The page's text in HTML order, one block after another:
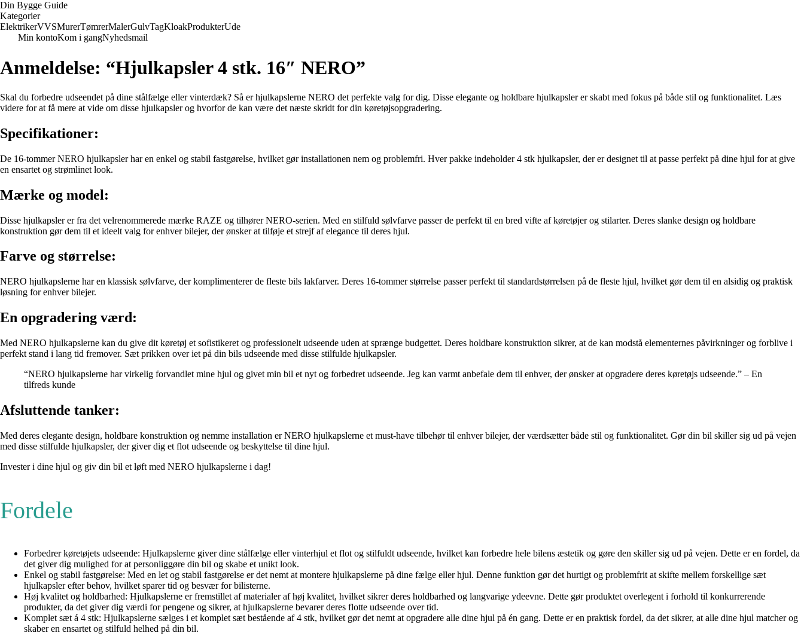
Din Bygge Guide
Kategorier
ElektrikerVVSMurerTømrerMalerGulvTagKloakProdukterUde
Min kontoKom i gangNyhedsmail
Anmeldelse: “Hjulkapsler 4 stk. 16″ NERO”
Skal du forbedre udseendet på dine stålfælge eller vinterdæk? Så er hjulkapslerne NERO det perfekte valg for dig. Disse elegante og holdbare hjulkapsler er skabt med fokus på både stil og funktionalitet. Læs
videre for at få mere at vide om disse hjulkapsler og hvorfor de kan være det næste skridt for din køretøjsopgradering.
Specifikationer:
De 16-tommer NERO hjulkapsler har en enkel og stabil fastgørelse, hvilket gør installationen nem og problemfri. Hver pakke indeholder 4 stk hjulkapsler, der er designet til at passe perfekt på dine hjul for at give
en ensartet og strømlinet look.
Mærke og model:
Disse hjulkapsler er fra det velrenommerede mærke RAZE og tilhører NERO-serien. Med en stilfuld sølvfarve passer de perfekt til en bred vifte af køretøjer og stilarter. Deres slanke design og holdbare
konstruktion gør dem til et ideelt valg for enhver bilejer, der ønsker at tilføje et strejf af elegance til deres hjul.
Farve og størrelse:
NERO hjulkapslerne har en klassisk sølvfarve, der komplimenterer de fleste bils lakfarver. Deres 16-tommer størrelse passer perfekt til standardstørrelsen på de fleste hjul, hvilket gør dem til en alsidig og praktisk
løsning for enhver bilejer.
En opgradering værd:
Med NERO hjulkapslerne kan du give dit køretøj et sofistikeret og professionelt udseende uden at sprænge budgettet. Deres holdbare konstruktion sikrer, at de kan modstå elementernes påvirkninger og forblive i
perfekt stand i lang tid fremover. Sæt prikken over iet på din bils udseende med disse stilfulde hjulkapsler.
“NERO hjulkapslerne har virkelig forvandlet mine hjul og givet min bil et nyt og forbedret udseende. Jeg kan varmt anbefale dem til enhver, der ønsker at opgradere deres køretøjs udseende.” – En
tilfreds kunde
Afsluttende tanker:
Med deres elegante design, holdbare konstruktion og nemme installation er NERO hjulkapslerne et must-have tilbehør til enhver bilejer, der værdsætter både stil og funktionalitet. Gør din bil skiller sig ud på vejen
med disse stilfulde hjulkapsler, der giver dig et flot udseende og beskyttelse til dine hjul.
Invester i dine hjul og giv din bil et løft med NERO hjulkapslerne i dag!
Fordele
Forbedrer køretøjets udseende: Hjulkapslerne giver dine stålfælge eller vinterhjul et flot og stilfuldt udseende, hvilket kan forbedre hele bilens æstetik og gøre den skiller sig ud på vejen. Dette er en fordel, da
det giver dig mulighed for at personliggøre din bil og skabe et unikt look.
Enkel og stabil fastgørelse: Med en let og stabil fastgørelse er det nemt at montere hjulkapslerne på dine fælge eller hjul. Denne funktion gør det hurtigt og problemfrit at skifte mellem forskellige sæt
hjulkapsler efter behov, hvilket sparer tid og besvær for bilisterne.
Høj kvalitet og holdbarhed: Hjulkapslerne er fremstillet af materialer af høj kvalitet, hvilket sikrer deres holdbarhed og langvarige ydeevne. Dette gør produktet overlegent i forhold til konkurrerende
produkter, da det giver dig værdi for pengene og sikrer, at hjulkapslerne bevarer deres flotte udseende over tid.
Komplet sæt á 4 stk: Hjulkapslerne sælges i et komplet sæt bestående af 4 stk, hvilket gør det nemt at opgradere alle dine hjul på én gang. Dette er en praktisk fordel, da det sikrer, at alle dine hjul matcher og
skaber en ensartet og stilfuld helhed på din bil.